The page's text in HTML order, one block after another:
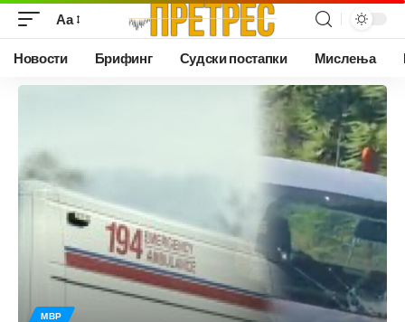
Аа
Новости Брифинг Судски постапки Мислења
МВР